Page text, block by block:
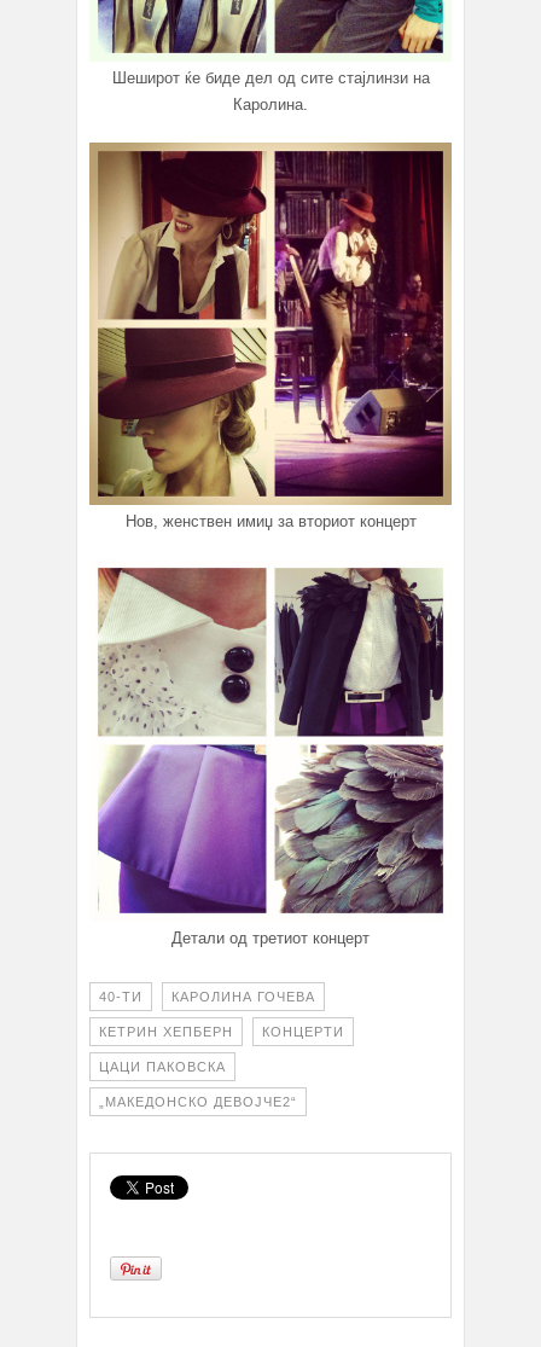
Шеширот ќе биде дел од сите стајлинзи на
Каролина.
Нов, женствен имиџ за вториот концерт
Детали од третиот концерт
40-ТИ КАРОЛИНА ГОЧЕВА
КЕТРИН ХЕПБЕРН КОНЦЕРТИ
ЦАЦИ ПАКОВСКА
„МАКЕДОНСКО ДЕВОЈЧЕ2“